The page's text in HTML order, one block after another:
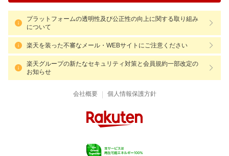
プラットフォームの透明性及び公正性の向上に関する取り組み
について
楽天を装った不審なメール・WEBサイトにご注意ください
楽天グループの新たなセキュリティ対策と会員規約一部改定の
お知らせ
会社概要 | 個人情報保護方針